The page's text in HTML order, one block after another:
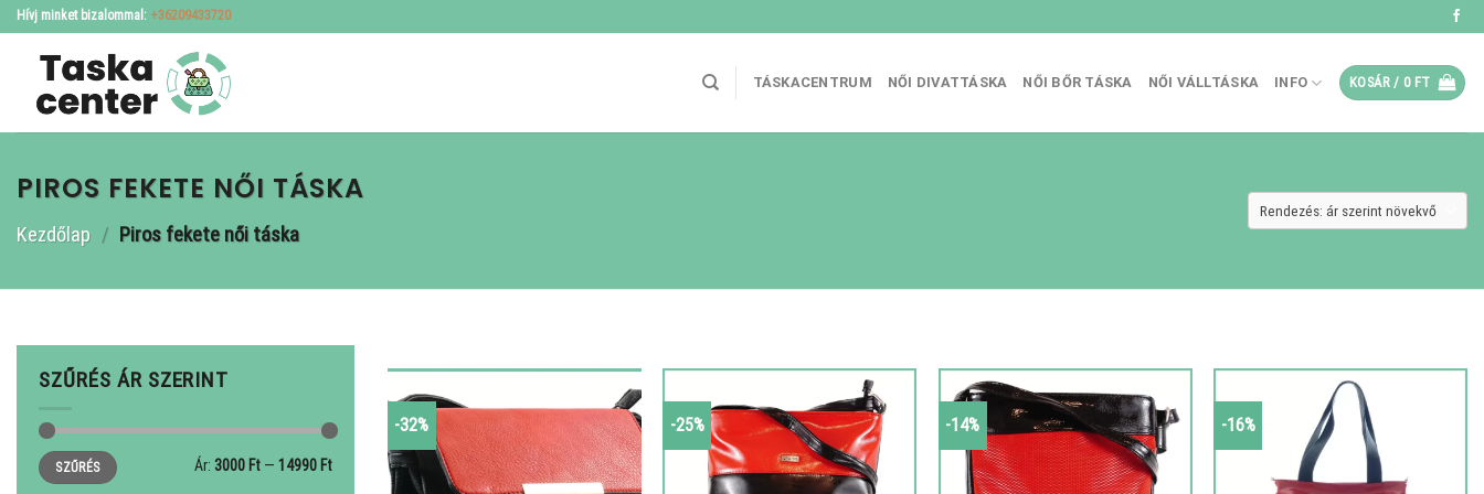
Skip
to
content
Hívj minket bizalommal: +36209433720
TÁSKACENTRUM NŐI DIVATTÁSKA NŐI BŐR TÁSKA NŐI VÁLLTÁSKA INFO KOSÁR / 0 FT
PIROS FEKETE NŐI TÁSKA
Kezdőlap / Piros fekete női táska
SZŰRÉS ÁR SZERINT
Min
ár
Max
ár
SZŰRÉS Ár: 3000 Ft — 14990 Ft
-32% -25% -14% -16%